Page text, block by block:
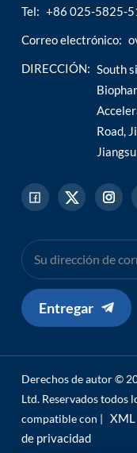
Tel: +86 025-5825-
Correo electrónico:
DIRECCIÓN: South
Road,
Entregar
Derechos de autor ©
Ltd. Reservados todos
compatible con | XML
de privacidad